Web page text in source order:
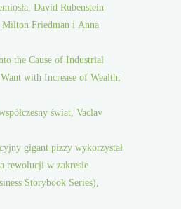
David Rubenstein
Friedman i Anna
the Cause of Industrial
with Increase of Wealth;
świat, Vaclav
gigant pizzy wykorzystał
rewolucji w zakresie
Storybook Series),